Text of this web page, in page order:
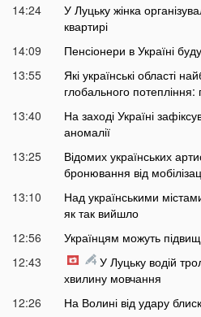
14:24
У Луцьку жінка
квартирі
14:09
Пенсіонери в Україні
13:55
Які українські області
глобального потепління:
13:40
На заході Україні
аномалії
13:25
Відомих українських
бронювання від
13:10
Над українськими
як так вийшло
12:56
Українцям можуть
12:43
У Луцьку водій
хвилину мовчання
12:26
На Волині від удару